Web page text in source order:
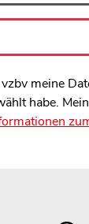
meine
habe.